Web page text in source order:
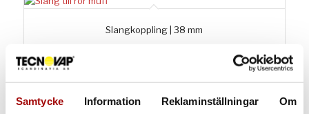
Samtycke Information Reklaminställningar Om
Slangkoppling | 38 mm